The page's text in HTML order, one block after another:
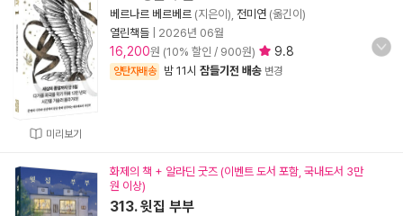
미리보기
베르나르 베르베르 (지은이), 전미연 (옮긴이)
열린책들
2026년 06월
16,200원 (10% 할인 / 900원) 9.8
양탄자배송 밤 11시 잠들기전 배송 변경
화제의 책 + 알라딘 굿즈 (이벤트 도서 포함, 국내도서 3만
원 이상)
313. 윗집 부부